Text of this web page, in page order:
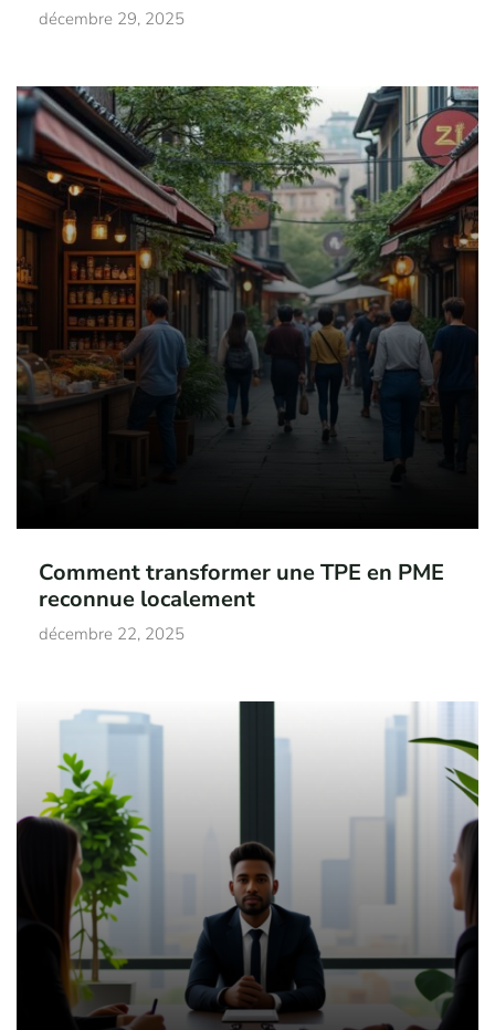
décembre 29, 2025
Comment transformer une TPE en PME
reconnue localement
décembre 22, 2025